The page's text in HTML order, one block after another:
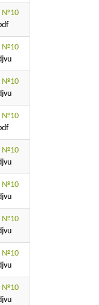
№10
№10
№10
№10
№10
№10
№10
№10
№10